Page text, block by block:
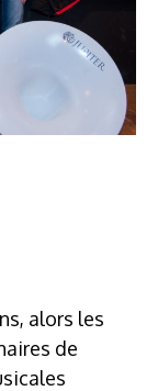
alors les
de